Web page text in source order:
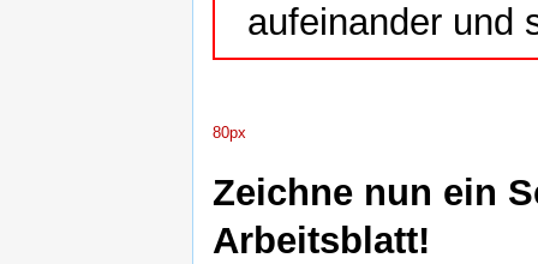
aufeinander und
80px
Zeichne nun ein
Arbeitsblatt!